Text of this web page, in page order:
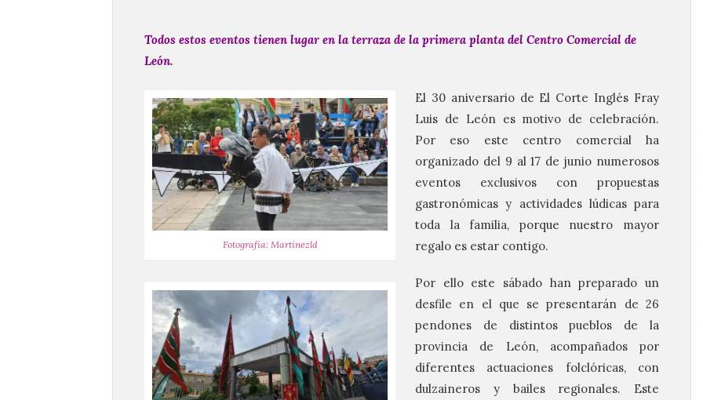
Todos estos eventos tienen lugar en la terraza de la primera planta del Centro Comercial de
León.
Fotografía: Martínezld
El 30 aniversario de El Corte Inglés Fray
Luis de León es motivo de celebración.
Por eso este centro comercial ha
organizado del 9 al 17 de junio numerosos
eventos exclusivos con propuestas
gastronómicas y actividades lúdicas para
toda la familia, porque nuestro mayor
regalo es estar contigo.
Por ello este sábado han preparado un
desfile en el que se presentarán de 26
pendones de distintos pueblos de la
provincia de León, acompañados por
diferentes actuaciones folclóricas, con
dulzaineros y bailes regionales. Este